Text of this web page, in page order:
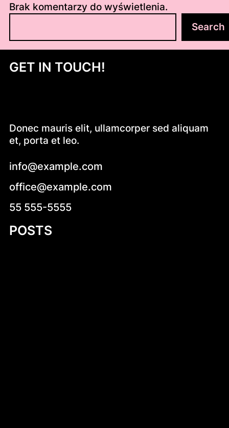
Brak komentarzy do wyświetlenia.
u
a
Search
GET IN TOUCH!
Donec mauris elit, ullamcorper sed aliquam
et, porta et leo.
info@example.com
office@example.com
55 555-5555
POSTS